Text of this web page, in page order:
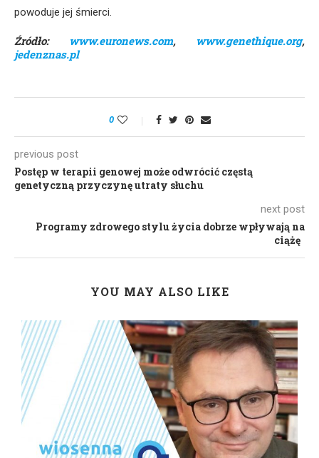
powoduje jej śmierci.
Źródło: www.euronews.com, www.genethique.org,
jedenznas.pl
0
previous post
Postęp w terapii genowej może odwrócić częstą
genetyczną przyczynę utraty słuchu
next post
Programy zdrowego stylu życia dobrze wpływają na
ciążę
YOU MAY ALSO LIKE